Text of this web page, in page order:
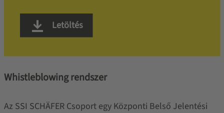
Letöltés
Whistleblowing rendszer
Az SSI SCHÄFER Csoport egy Központi Belső Jelentési